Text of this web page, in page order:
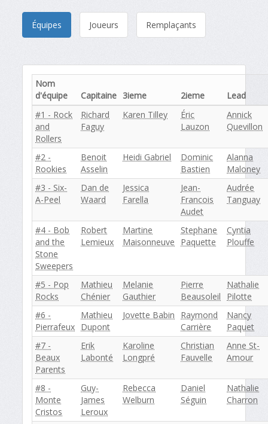
Équipes Joueurs Remplaçants
Nom
d'équipe
Capitaine 3ieme 2ieme
Lead
#1 - Rock
and
Rollers
Richard
Faguy
Karen Tilley
Éric
Lauzon
Annick
Quevillon
#2 -
Rookies
Benoit
Asselin
Heidi Gabriel
Dominic
Bastien
Alanna
Maloney
#3 - Six-
A-Peel
Dan de
Waard
Jessica
Farella
Jean-
Francois
Audet
Audrée
Tanguay
#4 - Bob
and the
Stone
Sweepers
Robert
Lemieux
Martine
Maisonneuve
Stephane
Paquette
Cyntia
Plouffe
#5 - Pop
Rocks
Mathieu
Chénier
Melanie
Gauthier
Pierre
Beausoleil
Nathalie
Pilotte
#6 -
Pierrafeux
Mathieu
Dupont
Jovette Babin
Raymond
Carrière
Nancy
Paquet
#7 -
Beaux
Parents
Erik
Labonté
Karoline
Longpré
Christian
Fauvelle
Anne St-
Amour
#8 -
Monte
Cristos
Guy-
James
Leroux
Rebecca
Welburn
Daniel
Séguin
Nathalie
Charron